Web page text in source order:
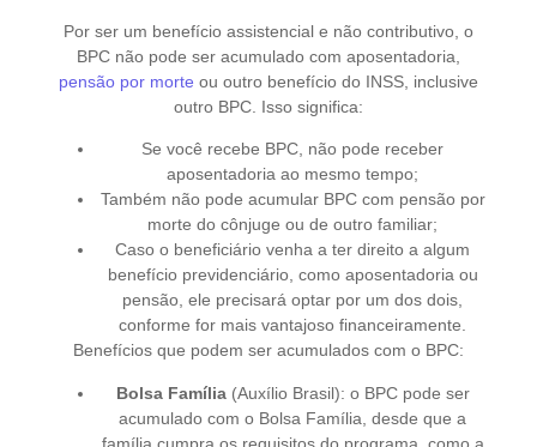
Por ser um benefício assistencial e não contributivo, o
BPC não pode ser acumulado com aposentadoria,
pensão por morte ou outro benefício do INSS, inclusive
outro BPC. Isso significa:
Se você recebe BPC, não pode receber
aposentadoria ao mesmo tempo;
Também não pode acumular BPC com pensão por
morte do cônjuge ou de outro familiar;
Caso o beneficiário venha a ter direito a algum
benefício previdenciário, como aposentadoria ou
pensão, ele precisará optar por um dos dois,
conforme for mais vantajoso financeiramente.
Benefícios que podem ser acumulados com o BPC:
Bolsa Família(Auxílio Brasil): o BPC pode ser
acumulado com o Bolsa Família, desde que a
família cumpra os requisitos do programa, como a